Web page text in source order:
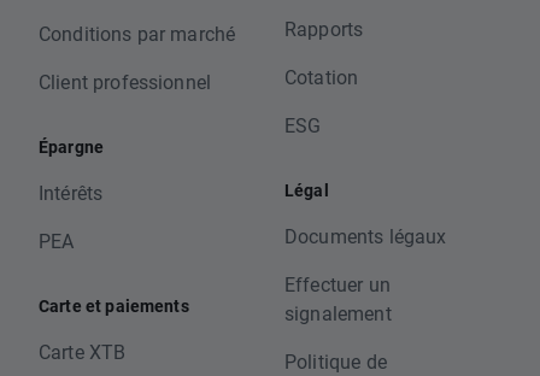
Conditions par marché
Client professionnel
Épargne
Intérêts
PEA
Carte et paiements
Carte XTB
Rapports
Cotation
ESG
Légal
Documents légaux
Effectuer un
signalement
Politique de